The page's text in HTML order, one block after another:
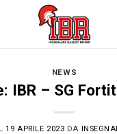
NEWS
IBR – SG
19 APRILE 2023 DA